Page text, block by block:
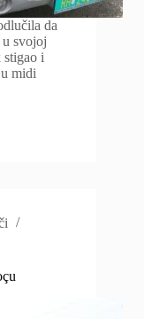
da
svojoj
stigao i
midi